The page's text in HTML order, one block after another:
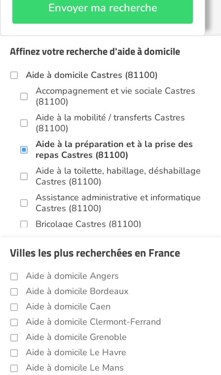
Envoyer ma recherche
Affinez votre recherche d'aide à domicile
Aide à domicile Castres (81100)
Accompagnement et vie sociale Castres
(81100)
Aide à la mobilité / transferts Castres
(81100)
Aide à la préparation et à la prise des
repas Castres (81100)
Aide à la toilette, habillage, déshabillage
Castres (81100)
Assistance administrative et informatique
Castres (81100)
Bricolage Castres (81100)
Jardinage Castres (81100)
Aide aux courses Castres (81100)
Entretien du cadre de vie, ménage,
repassage, gestion du linge Castres
(81100)
Sorties (promenades, rendez-vous
médicaux...) Castres (81100)
Promenade animaux de compagnie Castres
(81100)
Villes les plus recherchées en France
Aide à domicile Angers
Aide à domicile Bordeaux
Aide à domicile Caen
Aide à domicile Clermont-Ferrand
Aide à domicile Grenoble
Aide à domicile Le Havre
Aide à domicile Le Mans